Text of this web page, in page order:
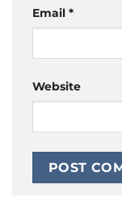
Email *
Website